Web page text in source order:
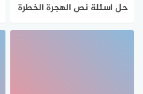
حل اسئلة نص الهجرة الخطرة